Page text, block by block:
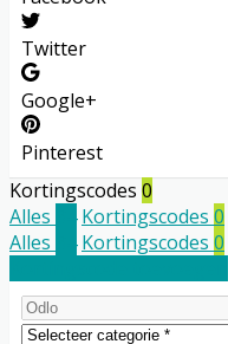
Twitter
Google+
Pinterest
Kortingscodes 0
Alles
Kortingscodes 0
Alles
Kortingscodes 0